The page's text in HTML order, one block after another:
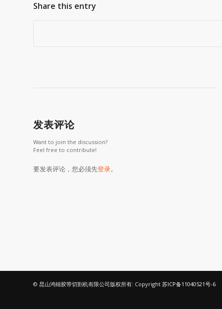
Share this entry
发表评论
Want to join the discussion?
Feel free to contribute!
要发表评论，您必须先登录。
© 昆山鸿锦胶带切割机有限公司版权所有: Copyright 苏ICP备11040521号-6